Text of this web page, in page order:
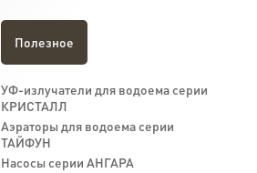
Полезное
УФ-излучатели для водоема серии
КРИСТАЛЛ
Аэраторы для водоема серии
ТАЙФУН
Насосы серии АНГАРА